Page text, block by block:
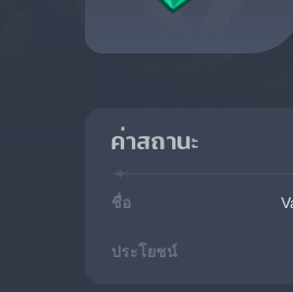
ค่าสถานะ
ชื่อ
ประโยชน์